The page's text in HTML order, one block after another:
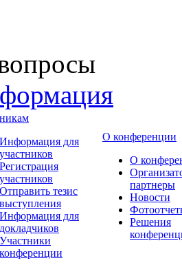
Информация для
участников
Регистрация
участников
Отправить тезис
выступления
Информация для
докладчиков
Участники
конференции
О конференции
О
партнеры
Новости
Решения